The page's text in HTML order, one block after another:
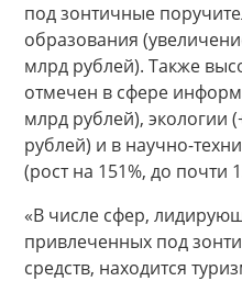
под зонтичные
образования
млрд рублей). Также
отмечен в сфере
млрд рублей), экологии
рублей) и в научно-
(рост на 151%, до почти
«В числе сфер,
привлеченных под
средств, находится